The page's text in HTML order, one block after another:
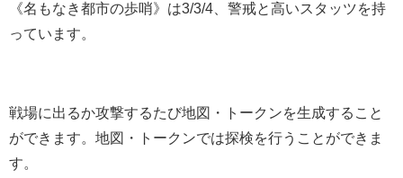
《名もなき都市の歩哨》は3/3/4、警戒と高いスタッツを持
っています。
戦場に出るか攻撃するたび地図・トークンを生成すること
ができます。地図・トークンでは探検を行うことができま
す。